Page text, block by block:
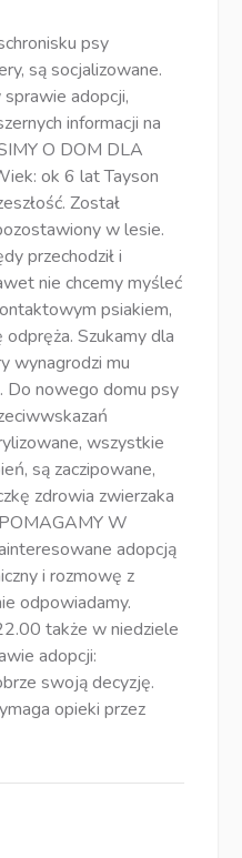
psy
są socjalizowane.
adopcji,
informacji na
O DOM DLA
ok 6 lat Tayson
Został
w lesie.
przechodził i
nie chcemy myśleć
psiakiem,
Szukamy dla
wynagrodzi mu
Do nowego domu psy
wszystkie
są zaczipowane,
zdrowia zwierzaka
W
adopcją
i rozmowę z
odpowiadamy.
także w niedziele
adopcji:
swoją decyzję.
opieki przez